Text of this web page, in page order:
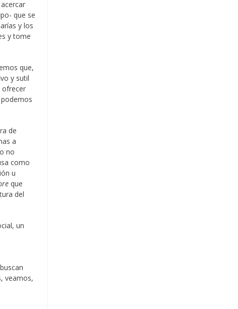
que se
y los
y tome
que,
y sutil
ofrecer
de
a
no
como
u
que
del
un
veamos,